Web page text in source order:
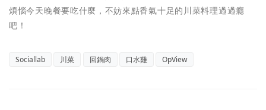
煩惱今天晚餐要吃什麼，不妨來點香氣十足的川菜料理過過癮
吧！
Sociallab 川菜 回鍋肉 口水雞 OpView